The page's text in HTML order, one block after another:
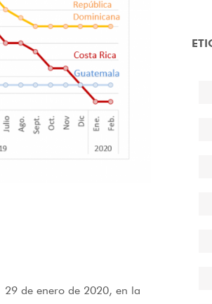
29 de enero de 2020, en la